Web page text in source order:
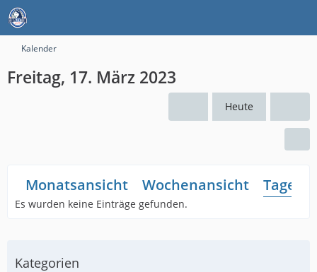
Kalender
Freitag, 17. März 2023
Heute
Monatsansicht Wochenansicht
Es wurden keine Einträge gefunden.
Kategorien